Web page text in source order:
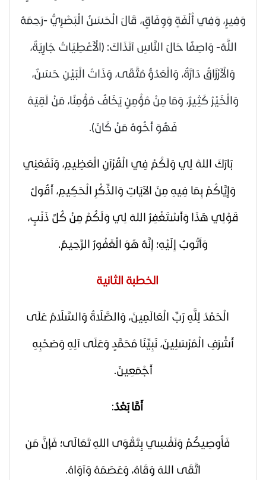
وَفِيرٍ، وَفِي أُلْفَةٍ وَوِفَاقٍ، قَالَ الْحَسَنُ الْبَصْرِيُّ -رَحِمَهُ
اللَّهُ- وَاصِفًا حَالَ النَّاسِ آنَذَاكَ: (الْأَعْطِيَاتُ جَارِيَةٌ،
وَالْأَرْزَاقُ دَارَّةٌ، وَالْعَدُوُّ مُتَّقًى، وَذَاتُ الْبَيْنِ حَسَنٌ،
وَالْخَيْرُ كَثِيرٌ، وَمَا مِنْ مُؤْمِنٍ يَخَافُ مُؤْمِنًا، مَنْ لَقِيَهُ
فَهُوَ أَخُوهُ مَنْ كَانَ).
بَارَكَ اللهُ لِي وَلَكُمْ فِي الْقُرْآنِ الْعَظِيمِ، وَنَفَعَنِي
وَإِيَّاكُمْ بِمَا فِيهِ مِنَ الآيَاتِ وَالذِّكْرِ الْحَكِيمِ، أَقُولُ
قَوْلِي هَذَا وَأَسْتَغْفِرُ اللهَ لِي وَلَكُمْ مِنْ كُلِّ ذَنْبٍ،
وَأَتُوبُ إِلَيْهِ؛ إِنَّهُ هُوَ الْغَفُورُ الرَّحِيمُ.
الخطبة الثانية
الْحَمْدُ لِلَّهِ رَبِّ الْعَالَمِينَ، وَالصَّلَاةُ وَالسَّلَامُ عَلَى
أَشْرَفِ الْمُرْسَلِينَ، نَبِيِّنَا مُحَمَّدٍ وَعَلَى آلِهِ وَصَحْبِهِ
أَجْمَعِينَ.
أَمَّا بَعْدُ:
فَأُوصِيكُمْ وَنَفْسِي بِتَقْوَى اللهِ تَعَالَى؛ فَإِنَّ مَنِ
اتَّقَى اللهَ وَقَاهُ، وَعَصَمَهُ وَآوَاهُ.